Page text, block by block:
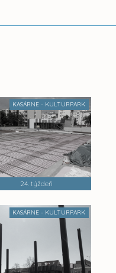
KASÁRNE - KULTURPARK
24. týždeň
KASÁRNE - KULTURPARK